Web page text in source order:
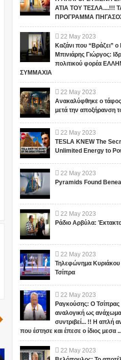
ΑΤΙΑ ΤΟΥ ΤΕΣΛΑ....!!!
ΠΡΟΓΡΑΜΜΑ
22 May 2023
Καζάνι που “Βράζει”
Μπινιάρης Γιώργος:
πολιτικού φορέα
ΣΥΜΜΑΧΙΑ
22 May 2023
Ανακαλύφθηκε ο τάφος
μετά την αποξήρανση
22 May 2023
TESLA KNEW The
Unlimited Energy to
22 May 2023
Pyramids Found
22 May 2023
Ράδιο Αρβύλα:
22 May 2023
Τηλεφώνημα
Τσίπρα
22 May 2023
Ραγκούσης: Ο
αναλογική ως
συντριβεί... !! Η απλή
που έστησε και έπεσε ο ίδιος μεσα
22 May 2023